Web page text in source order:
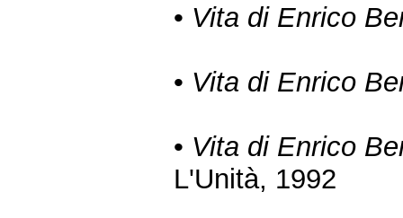
• Vita di Enrico
• Vita di Enrico
• Vita di Enrico
L'Unità, 1992